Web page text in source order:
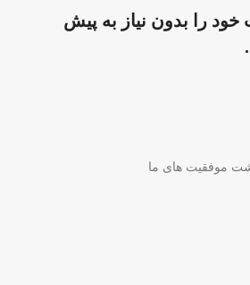
را بدون نیاز به پیش
موفقیت های ما